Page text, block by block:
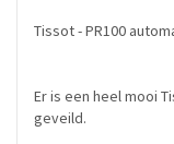
Tissot - PR100
Er is een heel mooi
geveild.